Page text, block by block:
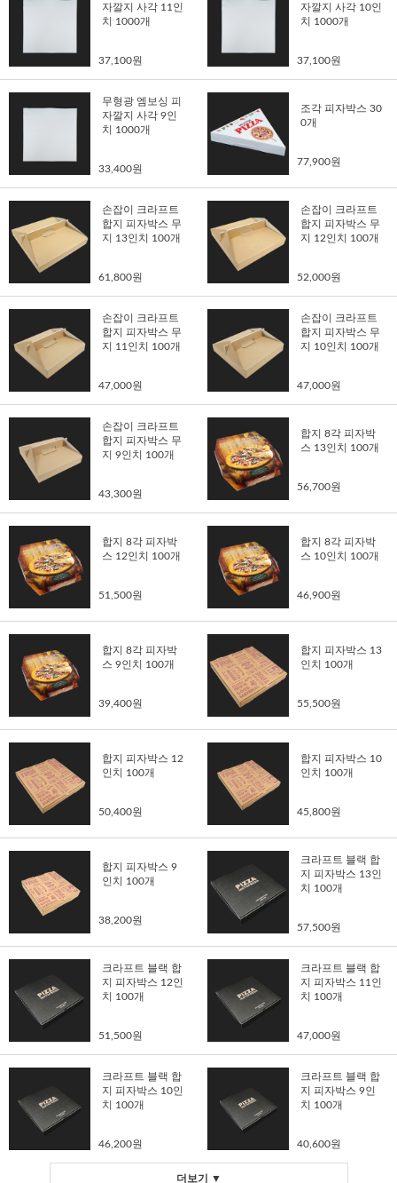
자깔지 사각 11인
치 1000개
37,100원
자깔지 사각 10인
치 1000개
37,100원
무형광 엠보싱 피
자깔지 사각 9인
치 1000개
33,400원
조각 피자박스 30
0개
77,900원
손잡이 크라프트
합지 피자박스 무
지 13인치 100개
61,800원
손잡이 크라프트
합지 피자박스 무
지 12인치 100개
52,000원
손잡이 크라프트
합지 피자박스 무
지 11인치 100개
47,000원
손잡이 크라프트
합지 피자박스 무
지 10인치 100개
47,000원
손잡이 크라프트
합지 피자박스 무
지 9인치 100개
43,300원
합지 8각 피자박
스 13인치 100개
56,700원
합지 8각 피자박
스 12인치 100개
51,500원
합지 8각 피자박
스 10인치 100개
46,900원
합지 8각 피자박
스 9인치 100개
39,400원
합지 피자박스 13
인치 100개
55,500원
합지 피자박스 12
인치 100개
50,400원
합지 피자박스 10
인치 100개
45,800원
합지 피자박스 9
인치 100개
38,200원
크라프트 블랙 합
지 피자박스 13인
치 100개
57,500원
크라프트 블랙 합
지 피자박스 12인
치 100개
51,500원
크라프트 블랙 합
지 피자박스 11인
치 100개
47,000원
크라프트 블랙 합
지 피자박스 10인
치 100개
46,200원
크라프트 블랙 합
지 피자박스 9인
치 100개
40,600원
더보기 ▼